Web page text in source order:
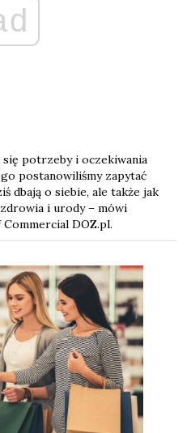
się potrzeby i oczekiwania
postanowiliśmy zapytać
dbają o siebie, ale także jak
i urody – mówi
Commercial DOZ.pl.